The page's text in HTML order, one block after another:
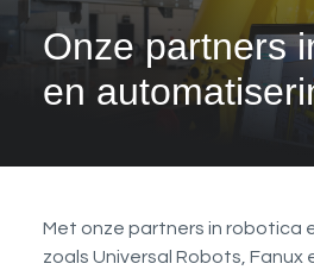
Onze partners
en
Met onze partners in robotica
zoals Universal Robots, Fanux